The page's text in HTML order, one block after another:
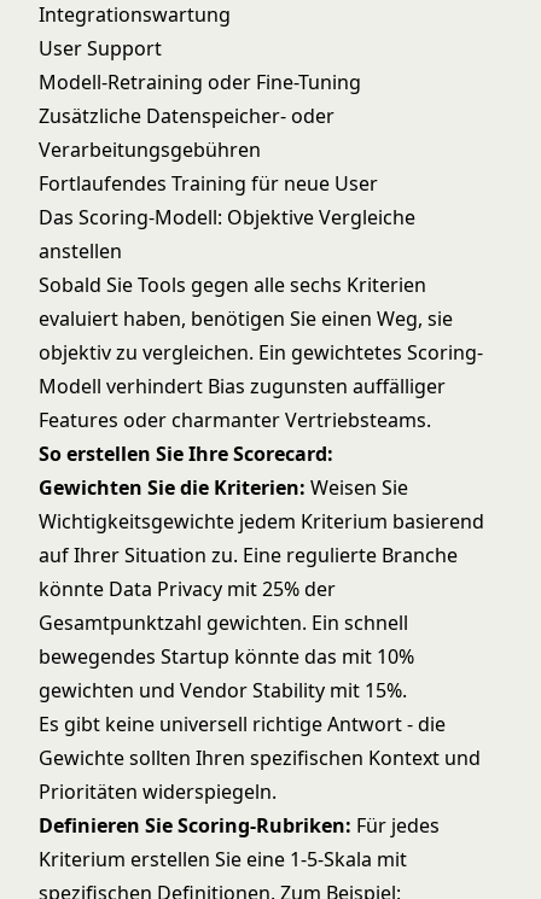
Integrationswartung
User Support
Modell-Retraining oder Fine-Tuning
Zusätzliche Datenspeicher- oder
Verarbeitungsgebühren
Fortlaufendes Training für neue User
Das Scoring-Modell: Objektive Vergleiche
anstellen
Sobald Sie Tools gegen alle sechs Kriterien
evaluiert haben, benötigen Sie einen Weg, sie
objektiv zu vergleichen. Ein gewichtetes Scoring-
Modell verhindert Bias zugunsten auffälliger
Features oder charmanter Vertriebsteams.
So erstellen Sie Ihre Scorecard:
Gewichten Sie die Kriterien: Weisen Sie
Wichtigkeitsgewichte jedem Kriterium basierend
auf Ihrer Situation zu. Eine regulierte Branche
könnte Data Privacy mit 25% der
Gesamtpunktzahl gewichten. Ein schnell
bewegendes Startup könnte das mit 10%
gewichten und Vendor Stability mit 15%.
Es gibt keine universell richtige Antwort - die
Gewichte sollten Ihren spezifischen Kontext und
Prioritäten widerspiegeln.
Definieren Sie Scoring-Rubriken: Für jedes
Kriterium erstellen Sie eine 1-5-Skala mit
spezifischen Definitionen. Zum Beispiel: